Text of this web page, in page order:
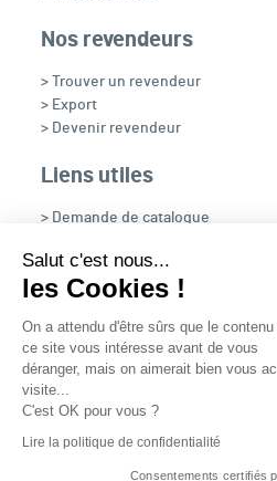
Nos revendeurs
> Trouver un revendeur
> Export
> Devenir revendeur
Liens utiles
> Demande de catalogue
> OpenFire
Nous suivre
Plan du site Contact
Salut c'est nous...
les Cookies !
On a attendu d'être sûrs que le contenu
ce site vous intéresse avant de vous
déranger, mais on aimerait bien vous
visite...
C'est OK pour vous ?
Lire la politique de confidentialité
Consentements certifiés